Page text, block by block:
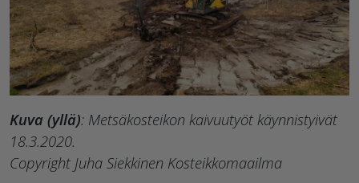
Kuva (yllä): Metsäkosteikon kaivuutyöt käynnistyivät
18.3.2020.
Copyright Juha Siekkinen Kosteikkomaailma